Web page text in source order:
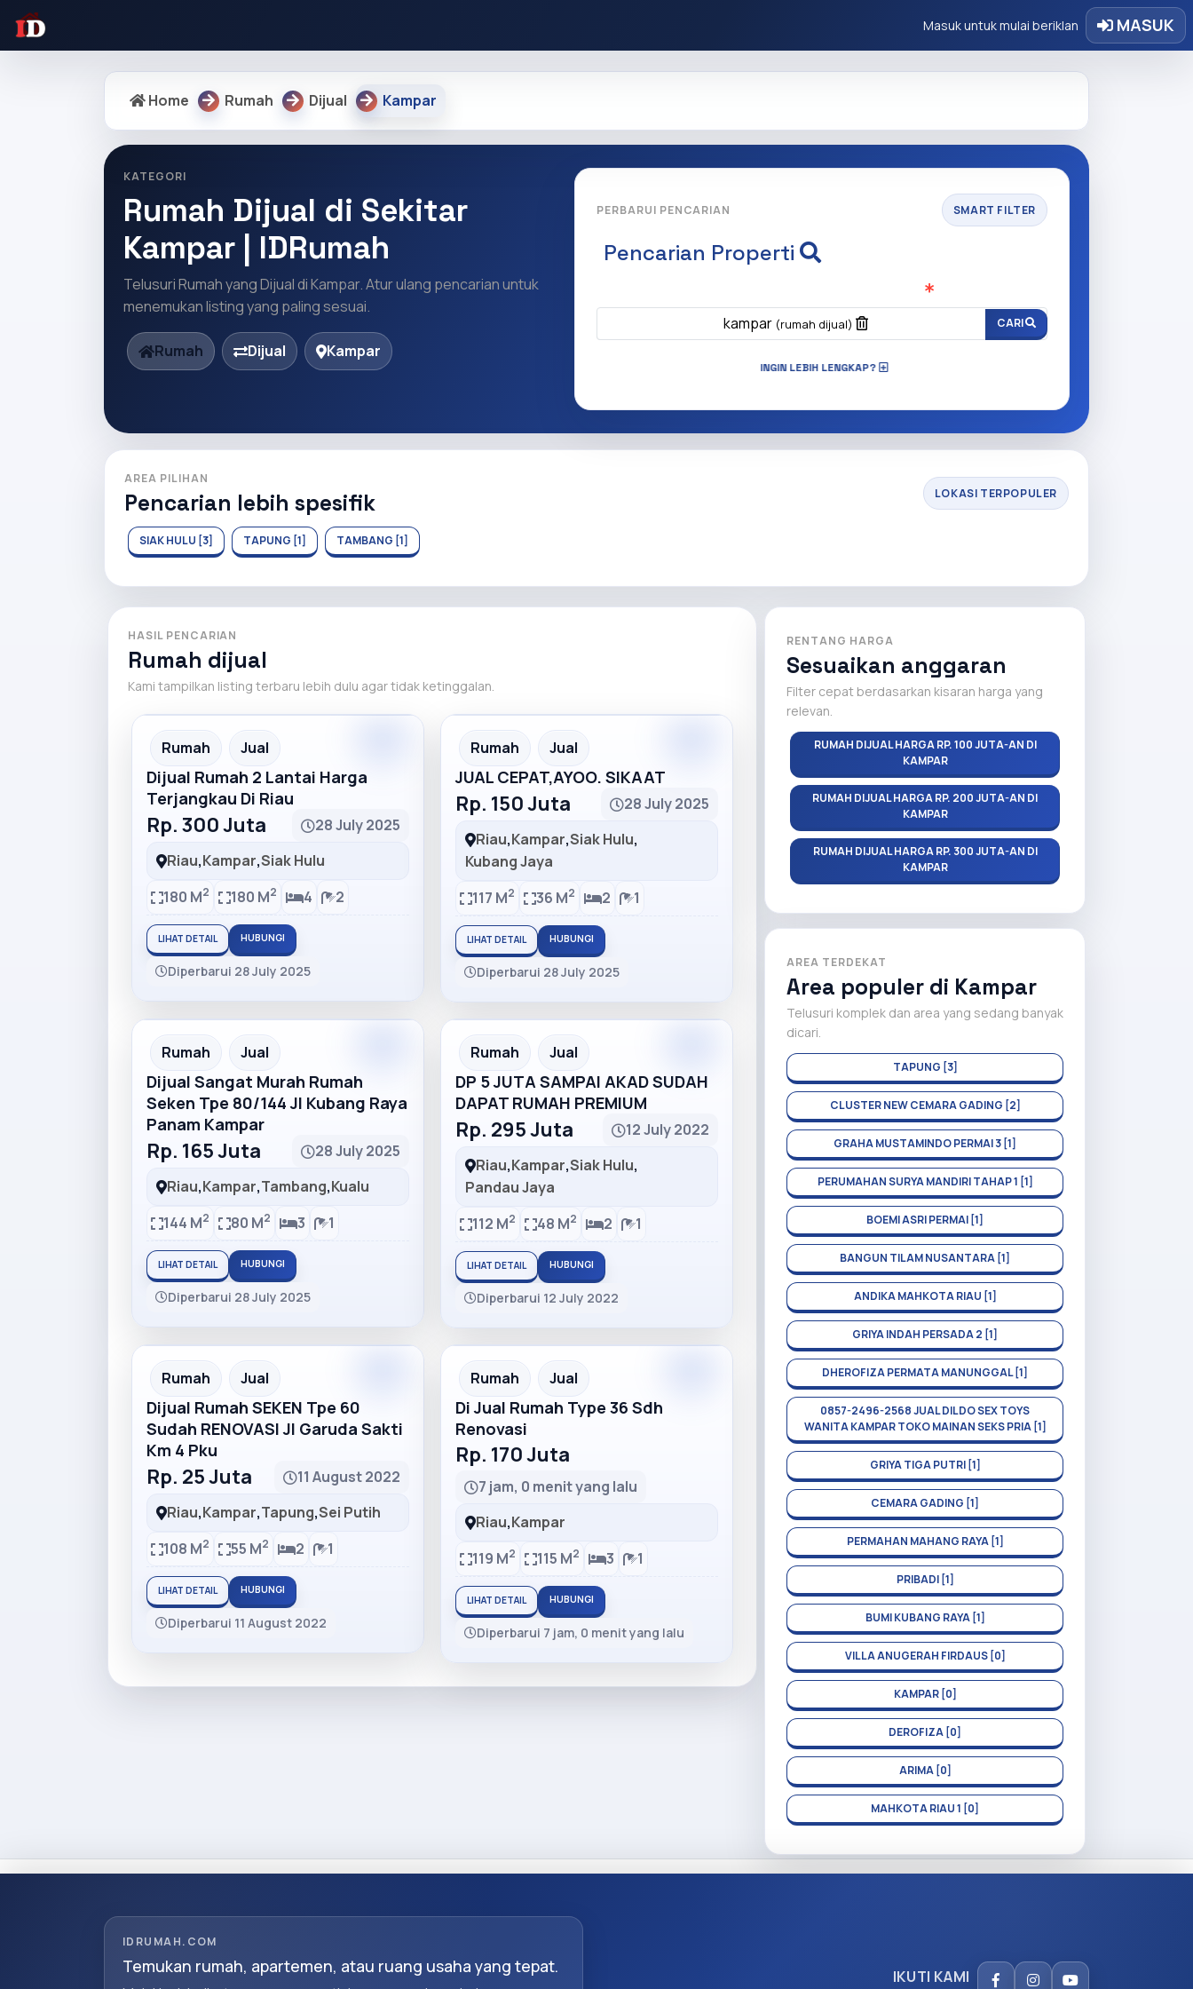
Masuk untuk mulai beriklan MASUK
Home Rumah Dijual Kampar
KATEGORI
Rumah Dijual di Sekitar
Kampar | IDRumah
Telusuri Rumah yang Dijual di Kampar. Atur ulang pencarian untuk
menemukan listing yang paling sesuai.
Rumah Dijual Kampar
PERBARUI PENCARIAN SMART FILTER
Pencarian Properti
kampar (rumah dijual) CARI
INGIN LEBIH LENGKAP?
AREA PILIHAN
Pencarian lebih spesifik LOKASI TERPOPULER
SIAK HULU [3] TAPUNG [1] TAMBANG [1]
HASIL PENCARIAN
Rumah dijual
Kami tampilkan listing terbaru lebih dulu agar tidak ketinggalan.
Recommended
Rumah Jual
Dijual Rumah 2 Lantai Harga
Terjangkau Di Riau
Rp. 300 Juta
28 July 2025
Riau,Kampar,Siak Hulu
180 M2 180 M2 4 2
LIHAT DETAIL HUBUNGI
Diperbarui 28 July 2025
Recommended
Rumah Jual
JUAL CEPAT,AYOO. SIKAAT
Rp. 150 Juta
28 July 2025
Riau,Kampar,Siak Hulu,
Kubang Jaya
117 M2 36 M2 2 1
LIHAT DETAIL HUBUNGI
Diperbarui 28 July 2025
Recommended
Rumah Jual
Dijual Sangat Murah Rumah
Seken Tpe 80/144 Jl Kubang Raya
Panam Kampar
Rp. 165 Juta
28 July 2025
Riau,Kampar,Tambang,Kualu
144 M2 80 M2 3 1
LIHAT DETAIL HUBUNGI
Diperbarui 28 July 2025
Recommended
Rumah Jual
DP 5 JUTA SAMPAI AKAD SUDAH
DAPAT RUMAH PREMIUM
Rp. 295 Juta
12 July 2022
Riau,Kampar,Siak Hulu,
Pandau Jaya
112 M2 48 M2 2 1
LIHAT DETAIL HUBUNGI
Diperbarui 12 July 2022
Recommended
Rumah Jual
Dijual Rumah SEKEN Tpe 60
Sudah RENOVASI Jl Garuda Sakti
Km 4 Pku
Rp. 25 Juta
11 August 2022
Riau,Kampar,Tapung,Sei Putih
108 M2 55 M2 2 1
LIHAT DETAIL HUBUNGI
Diperbarui 11 August 2022
Rumah Jual
Di Jual Rumah Type 36 Sdh
Renovasi
Rp. 170 Juta
7 jam, 0 menit yang lalu
Riau,Kampar
119 M2 115 M2 3 1
LIHAT DETAIL HUBUNGI
Diperbarui 7 jam, 0 menit yang lalu
RENTANG HARGA
Sesuaikan anggaran
Filter cepat berdasarkan kisaran harga yang
relevan.
RUMAH DIJUAL HARGA RP. 100 JUTA-AN DI
KAMPAR
RUMAH DIJUAL HARGA RP. 200 JUTA-AN DI
KAMPAR
RUMAH DIJUAL HARGA RP. 300 JUTA-AN DI
KAMPAR
AREA TERDEKAT
Area populer di Kampar
Telusuri komplek dan area yang sedang banyak
dicari.
TAPUNG [3]
CLUSTER NEW CEMARA GADING [2]
GRAHA MUSTAMINDO PERMAI 3 [1]
PERUMAHAN SURYA MANDIRI TAHAP 1 [1]
BOEMI ASRI PERMAI [1]
BANGUN TILAM NUSANTARA [1]
ANDIKA MAHKOTA RIAU [1]
GRIYA INDAH PERSADA 2 [1]
DHEROFIZA PERMATA MANUNGGAL [1]
0857-2496-2568 JUAL DILDO SEX TOYS
WANITA KAMPAR TOKO MAINAN SEKS PRIA [1]
GRIYA TIGA PUTRI [1]
CEMARA GADING [1]
PERMAHAN MAHANG RAYA [1]
PRIBADI [1]
BUMI KUBANG RAYA [1]
VILLA ANUGERAH FIRDAUS [0]
KAMPAR [0]
DEROFIZA [0]
ARIMA [0]
MAHKOTA RIAU 1 [0]
IDRUMAH.COM
Temukan rumah, apartemen, atau ruang usaha yang tepat. IKUTI KAMI